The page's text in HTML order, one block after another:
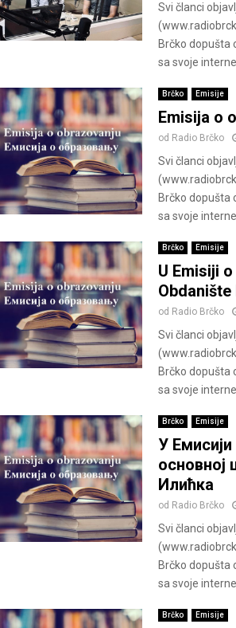
Svi članci
Brčko dopušta
sa svoje
Brčko Emisije
Emisija o
od Radio Brčko
Svi članci
Brčko dopušta
sa svoje
Brčko Emisije
U Emisiji
Obdanište
od Radio Brčko
Svi članci
Brčko dopušta
sa svoje
Brčko Emisije
У
основној
Илићка
od Radio Brčko
Svi članci
Brčko dopušta
sa svoje
Brčko Emisije